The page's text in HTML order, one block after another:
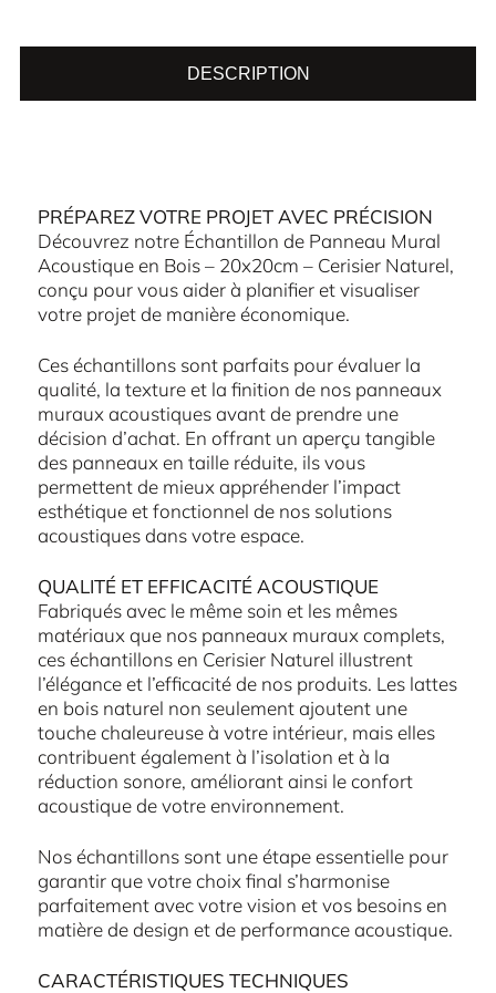
DESCRIPTION
PRÉPAREZ VOTRE PROJET AVEC PRÉCISION
Découvrez notre Échantillon de Panneau Mural
Acoustique en Bois – 20x20cm – Cerisier Naturel,
conçu pour vous aider à planifier et visualiser
votre projet de manière économique.
Ces échantillons sont parfaits pour évaluer la
qualité, la texture et la finition de nos panneaux
muraux acoustiques avant de prendre une
décision d’achat. En offrant un aperçu tangible
des panneaux en taille réduite, ils vous
permettent de mieux appréhender l’impact
esthétique et fonctionnel de nos solutions
acoustiques dans votre espace.
QUALITÉ ET EFFICACITÉ ACOUSTIQUE
Fabriqués avec le même soin et les mêmes
matériaux que nos panneaux muraux complets,
ces échantillons en Cerisier Naturel illustrent
l’élégance et l’efficacité de nos produits. Les lattes
en bois naturel non seulement ajoutent une
touche chaleureuse à votre intérieur, mais elles
contribuent également à l’isolation et à la
réduction sonore, améliorant ainsi le confort
acoustique de votre environnement.
Nos échantillons sont une étape essentielle pour
garantir que votre choix final s’harmonise
parfaitement avec votre vision et vos besoins en
matière de design et de performance acoustique.
CARACTÉRISTIQUES TECHNIQUES